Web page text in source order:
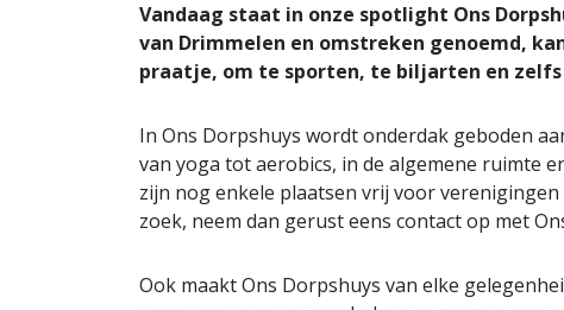
Vandaag staat in onze spotlight Ons
van Drimmelen en omstreken genoemd,
praatje, om te sporten, te biljarten en
In Ons Dorpshuys wordt onderdak geboden
van yoga tot aerobics, in de algemene ruimte
zijn nog enkele plaatsen vrij voor
zoek, neem dan gerust eens contact op met
Ook maakt Ons Dorpshuys van elke